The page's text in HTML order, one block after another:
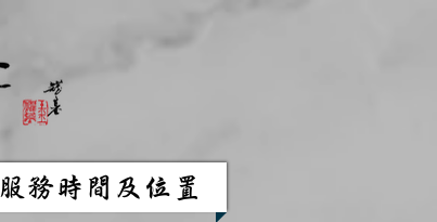
服務時間及位置